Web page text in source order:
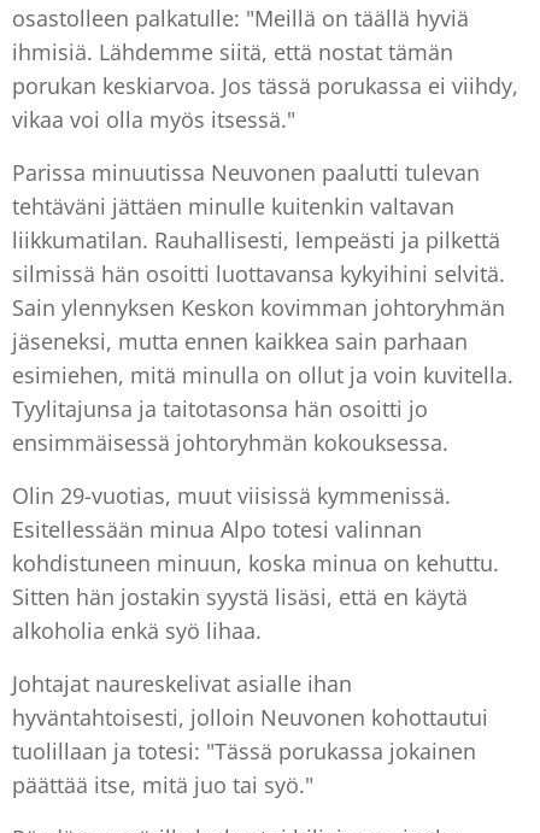
osastolleen palkatulle: "Meillä on täällä hyviä
ihmisiä. Lähdemme siitä, että nostat tämän
porukan keskiarvoa. Jos tässä porukassa ei viihdy,
vikaa voi olla myös itsessä."
Parissa minuutissa Neuvonen paalutti tulevan
tehtäväni jättäen minulle kuitenkin valtavan
liikkumatilan. Rauhallisesti, lempeästi ja pilkettä
silmissä hän osoitti luottavansa kykyihini selvitä.
Sain ylennyksen Keskon kovimman johtoryhmän
jäseneksi, mutta ennen kaikkea sain parhaan
esimiehen, mitä minulla on ollut ja voin kuvitella.
Tyylitajunsa ja taitotasonsa hän osoitti jo
ensimmäisessä johtoryhmän kokouksessa.
Olin 29-vuotias, muut viisissä kymmenissä.
Esitellessään minua Alpo totesi valinnan
kohdistuneen minuun, koska minua on kehuttu.
Sitten hän jostakin syystä lisäsi, että en käytä
alkoholia enkä syö lihaa.
Johtajat naureskelivat asialle ihan
hyväntahtoisesti, jolloin Neuvonen kohottautui
tuolillaan ja totesi: "Tässä porukassa jokainen
päättää itse, mitä juo tai syö."